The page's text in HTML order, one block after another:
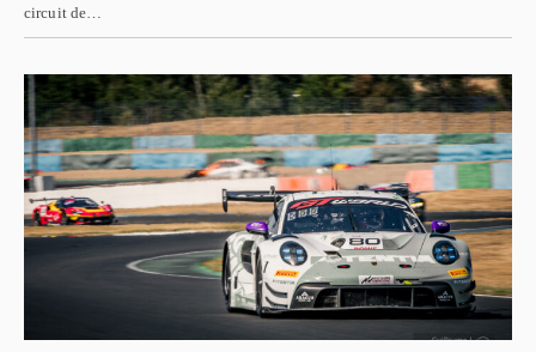
circuit de…